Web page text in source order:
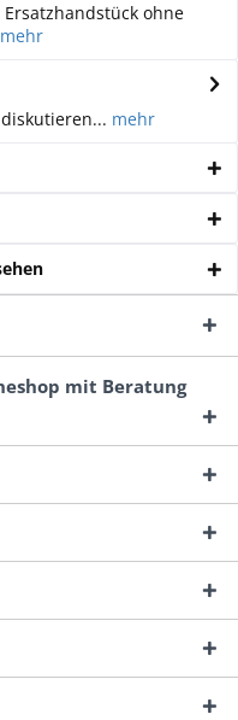
ohne
mehr
mehr
mit Beratung